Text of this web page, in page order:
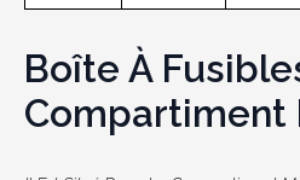
Boîte À
Compartiment